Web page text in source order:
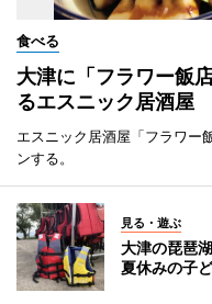
食べる
大津に「フラワー飯
るエスニック居酒屋
エスニック居酒屋「フラワー
ンする。
見る・遊ぶ
大津の琵琶
夏休みの子